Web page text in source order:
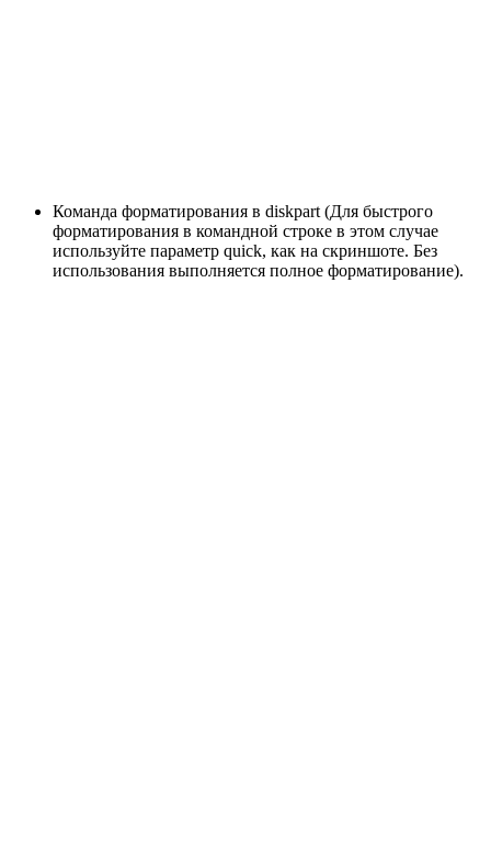
Команда форматирования в diskpart (Для быстрого
форматирования в командной строке в этом случае
используйте параметр quick, как на скриншоте. Без
использования выполняется полное форматирование).